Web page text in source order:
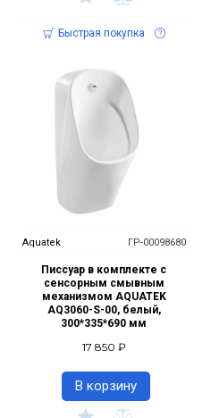
Быстрая покупка
Aquatek ГР-00098680
Писсуар в комплекте с
сенсорным смывным
механизмом AQUATEK
AQ3060-S-00, белый,
300*335*690 мм
17 850 ₽
В корзину